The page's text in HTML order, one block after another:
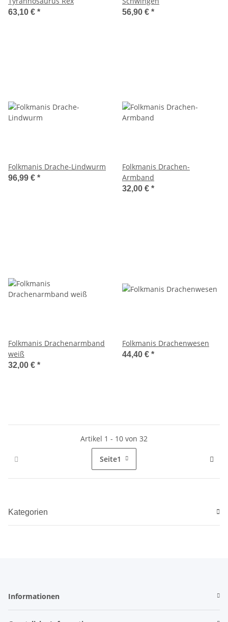
63,10 € * 56,90 € *
Folkmanis Drache-Lindwurm
96,99 € *
Folkmanis Drachen-
Armband
32,00 € *
Folkmanis Drachenarmband
weiß
32,00 € *
Folkmanis Drachenwesen
44,40 € *
Artikel 1 - 10 von 32
Seite1
Kategorien
Informationen